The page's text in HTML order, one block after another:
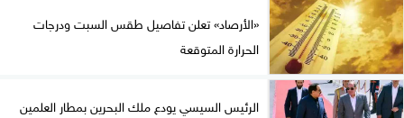
«الأرصاد» تعلن تفاصيل طقس السبت ودرجات
الحرارة المتوقعة
الرئيس السيسي يودع ملك البحرين بمطار العلمين